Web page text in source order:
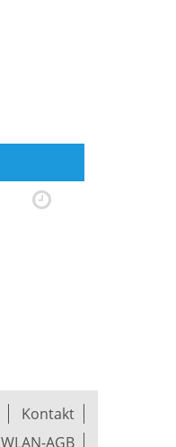
Kontakt
WLAN-AGB